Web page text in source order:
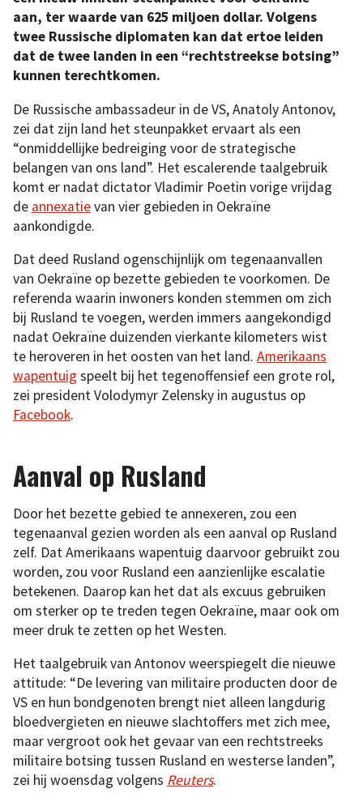
aan, ter waarde van 625 miljoen dollar. Volgens
twee Russische diplomaten kan dat ertoe leiden
dat de twee landen in een “rechtstreekse botsing”
kunnen terechtkomen.
De Russische ambassadeur in de VS, Anatoly Antonov,
zei dat zijn land het steunpakket ervaart als een
“onmiddellijke bedreiging voor de strategische
belangen van ons land”. Het escalerende taalgebruik
komt er nadat dictator Vladimir Poetin vorige vrijdag
de annexatievan vier gebieden in Oekraïne
aankondigde.
Dat deed Rusland ogenschijnlijk om tegenaanvallen
van Oekraïne op bezette gebieden te voorkomen. De
referenda waarin inwoners konden stemmen om zich
bij Rusland te voegen, werden immers aangekondigd
nadat Oekraïne duizenden vierkante kilometers wist
te heroveren in het oosten van het land. Amerikaans
wapentuig speelt bij het tegenoffensief een grote rol,
zei president Volodymyr Zelensky in augustus op
Facebook.
Aanval op Rusland
Door het bezette gebied te annexeren, zou een
tegenaanval gezien worden als een aanval op Rusland
zelf. Dat Amerikaans wapentuig daarvoor gebruikt zou
worden, zou voor Rusland een aanzienlijke escalatie
betekenen. Daarop kan het dat als excuus gebruiken
om sterker op te treden tegen Oekraïne, maar ook om
meer druk te zetten op het Westen.
Het taalgebruik van Antonov weerspiegelt die nieuwe
attitude: “De levering van militaire producten door de
VS en hun bondgenoten brengt niet alleen langdurig
bloedvergieten en nieuwe slachtoffers met zich mee,
maar vergroot ook het gevaar van een rechtstreeks
militaire botsing tussen Rusland en westerse landen”,
zei hij woensdag volgens Reuters.